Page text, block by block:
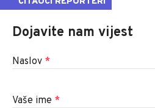
Dojavite nam vijest
Naslov *
Vaše ime *